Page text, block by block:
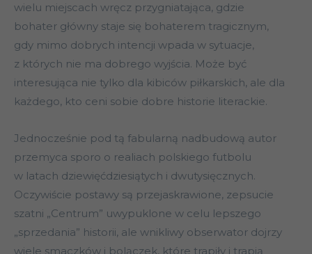
wielu miejscach wręcz przygniatająca, gdzie
bohater główny staje się bohaterem tragicznym,
gdy mimo dobrych intencji wpada w sytuacje,
z których nie ma dobrego wyjścia. Może być
interesująca nie tylko dla kibiców piłkarskich, ale dla
każdego, kto ceni sobie dobre historie literackie.
Jednocześnie pod tą fabularną nadbudową autor
przemyca sporo o realiach polskiego futbolu
w latach dziewięćdziesiątych i dwutysięcznych.
Oczywiście postawy są przejaskrawione, zepsucie
szatni „Centrum” uwypuklone w celu lepszego
„sprzedania” historii, ale wnikliwy obserwator dojrzy
wiele smaczków i bolączek, które trapiły i trapią